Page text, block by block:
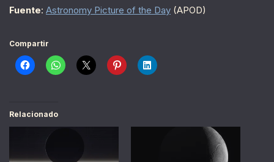
Fuente: Astronomy Picture of the Day (APOD)
Compartir
Relacionado